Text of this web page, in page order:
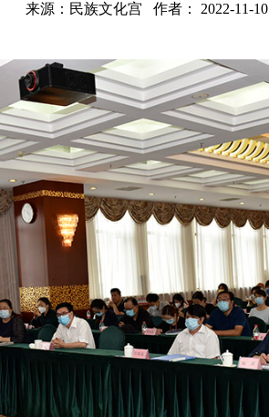
来源：民族文化宫 作者： 2022-11-10